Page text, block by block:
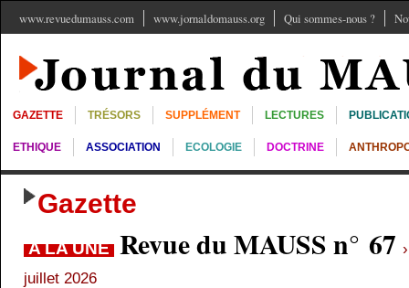
www.revuedumauss.com www.jornaldomauss.org Qui sommes-nous ?
GAZETTE TRÉSORS SUPPLÉMENT LECTURES
ETHIQUE ASSOCIATION ECOLOGIE DOCTRINE
Gazette
A LA UNE Revue du MAUSS n° 67
juillet 2026